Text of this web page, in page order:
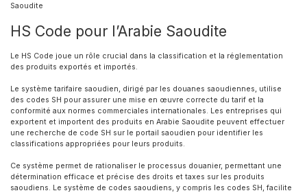
Saoudite
HS Code pour l’Arabie Saoudite
Le HS Code joue un rôle crucial dans la classification et la réglementation
des produits exportés et importés.
Le système tarifaire saoudien, dirigé par les douanes saoudiennes, utilise
des codes SH pour assurer une mise en œuvre correcte du tarif et la
conformité aux normes commerciales internationales. Les entreprises qui
exportent et importent des produits en Arabie Saoudite peuvent effectuer
une recherche de code SH sur le portail saoudien pour identifier les
classifications appropriées pour leurs produits.
Ce système permet de rationaliser le processus douanier, permettant une
détermination efficace et précise des droits et taxes sur les produits
saoudiens. Le système de codes saoudiens, y compris les codes SH, facilite